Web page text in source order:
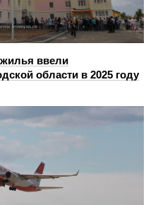
ввели
области в 2025 году